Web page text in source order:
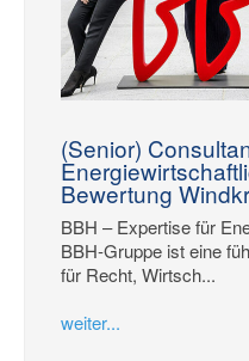
(Senior)
Bewertung
BBH – Expertise für
BBH-Gruppe ist eine
für Recht, Wirtsch...
weiter...